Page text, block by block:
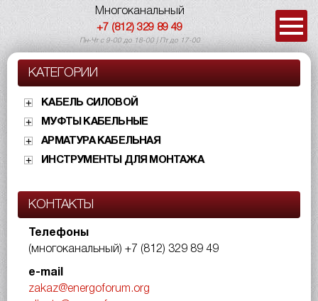
Многоканальный
+7 (812) 329 89 49
Пн-Чт с 9-00 до 18-00 | Пт до 17-00
КАТЕГОРИИ
КАБЕЛЬ СИЛОВОЙ
МУФТЫ КАБЕЛЬНЫЕ
АРМАТУРА КАБЕЛЬНАЯ
ИНСТРУМЕНТЫ ДЛЯ МОНТАЖА
КОНТАКТЫ
Телефоны
(многоканальный) +7 (812) 329 89 49
e-mail
zakaz@energoforum.org